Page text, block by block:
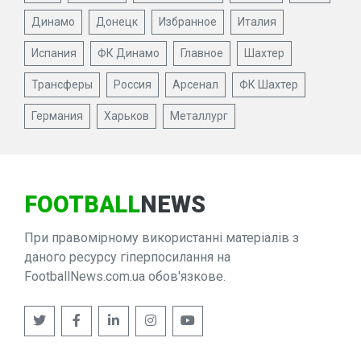
Динамо Донецк Избранное Италия
Испания ФК Динамо Главное Шахтер
Трансферы Россия Арсенал ФК Шахтер
Германия Харьков Металлург
FOOTBALLNEWS
При правомірному використанні матеріалів з
даного ресурсу гіперпосилання на
FootballNews.com.ua обов'язкове.